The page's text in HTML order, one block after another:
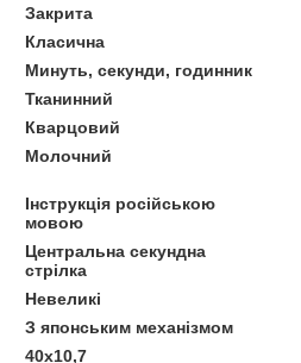
Закрита
Класична
Минуть, секунди, годинник
Тканинний
Кварцовий
Молочний
Інструкція російською
мовою
Центральна секундна
стрілка
Невеликі
З японським механізмом
40х10,7